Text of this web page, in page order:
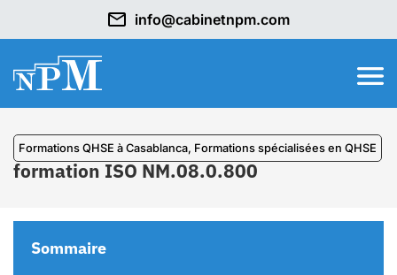
info@cabinetnpm.com
Formations QHSE à Casablanca, ⁠Formations spécialisées en QHSE
formation ISO NM.08.0.800
Sommaire